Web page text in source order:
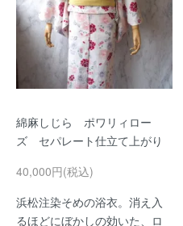
綿麻しじら ポワリィロー
ズ セパレート仕立て上がり
40,000円(税込)
浜松注染そめの浴衣。消え入
るほどにぼかしの効いた、ロ